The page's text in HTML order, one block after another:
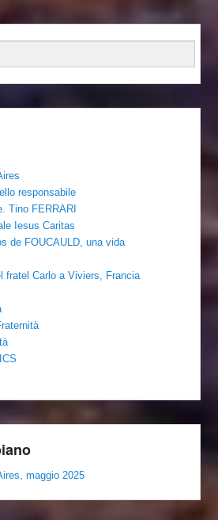
responsabile
Tino FERRARI
Iesus Caritas
de FOUCAULD, una vida
fratel Carlo a Viviers, Francia
maggio 2025